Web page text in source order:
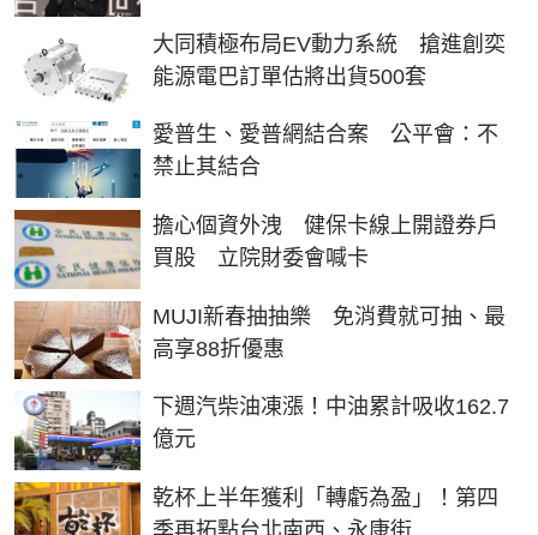
大同積極布局EV動力系統 搶進創奕
能源電巴訂單估將出貨500套
愛普生、愛普網結合案 公平會：不
禁止其結合
擔心個資外洩 健保卡線上開證券戶
買股 立院財委會喊卡
MUJI新春抽抽樂 免消費就可抽、最
高享88折優惠
下週汽柴油凍漲！中油累計吸收162.7
億元
乾杯上半年獲利「轉虧為盈」！第四
季再拓點台北南西、永康街